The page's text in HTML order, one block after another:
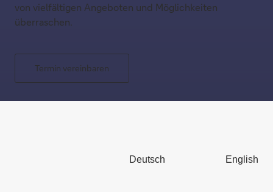
von vielfältigen Angeboten und Möglichkeiten
überraschen.
Termin vereinbaren
Deutsch English